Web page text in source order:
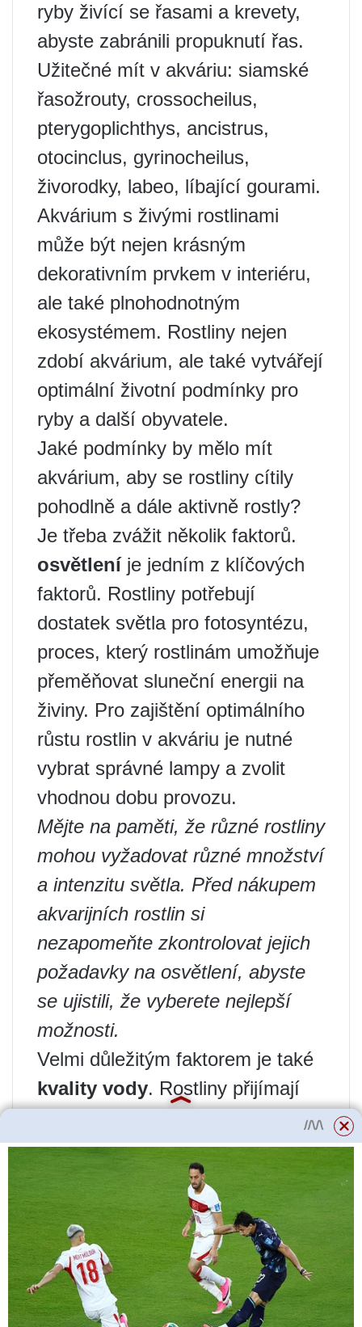
ryby živící se řasami a krevety,
abyste zabránili propuknutí řas.
Užitečné mít v akváriu: siamské
řasožrouty, crossocheilus,
pterygoplichthys, ancistrus,
otocinclus, gyrinocheilus,
živorodky, labeo, líbající gourami.
Akvárium s živými rostlinami
může být nejen krásným
dekorativním prvkem v interiéru,
ale také plnohodnotným
ekosystémem. Rostliny nejen
zdobí akvárium, ale také vytvářejí
optimální životní podmínky pro
ryby a další obyvatele.
Jaké podmínky by mělo mít
akvárium, aby se rostliny cítily
pohodlně a dále aktivně rostly?
Je třeba zvážit několik faktorů.
osvětleníje jedním z klíčových
faktorů. Rostliny potřebují
dostatek světla pro fotosyntézu,
proces, který rostlinám umožňuje
přeměňovat sluneční energii na
živiny. Pro zajištění optimálního
růstu rostlin v akváriu je nutné
vybrat správné lampy a zvolit
vhodnou dobu provozu.
Mějte na paměti, že různé rostliny
mohou vyžadovat různé množství
a intenzitu světla. Před nákupem
akvarijních rostlin si
nezapomeňte zkontrolovat jejich
požadavky na osvětlení, abyste
se ujistili, že vyberete nejlepší
možnosti.
Velmi důležitým faktorem je také
kvality vody. Rostliny přijímají
látky z vody svými kořeny, proto
je pro jejich růst a vývoj nesmírně
důležitá čistota a složení vody.
Pravidelná výměna vody a filtrace
pomůže udržet optimální
podmínky pro rostliny.